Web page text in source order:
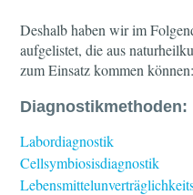
Deshalb haben wir im
aufgelistet, die aus
zum Einsatz kommen können:
Diagnostikmethoden:
Labordiagnostik
Cellsymbiosisdiagnostik